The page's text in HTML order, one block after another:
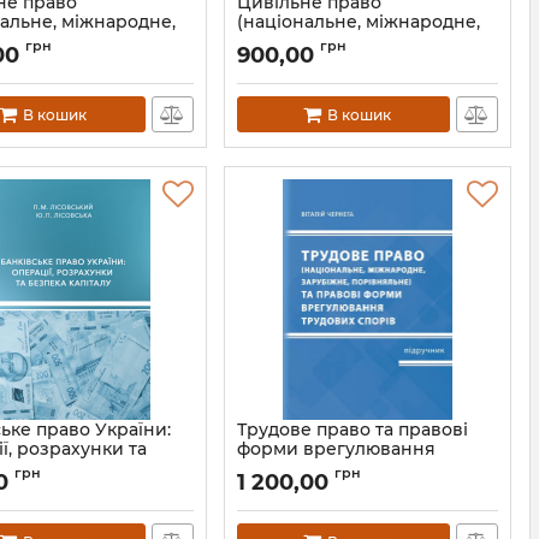
міжнародне,
порівняльне)
перша
грн
В кошик
(національне, міжнародне,
зарубіжне, порівняльне)
Частина перша
Артикул: Л13366
900,00 грн
В кошик
право України:
розрахунки та
капіталу
грн
Трудове право та правові
форми врегулювання
трудових спорів
(національне, міжнародне,
зарубіжне, порівняльне)
Артикул:
1 200,00 грн